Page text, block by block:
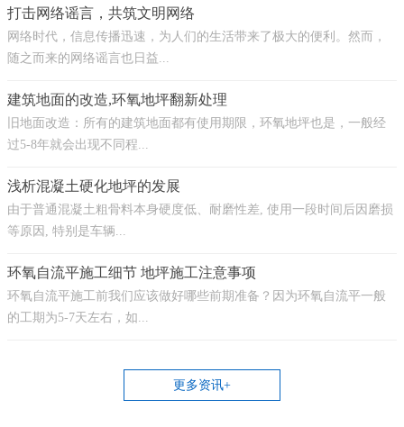
打击网络谣言，共筑文明网络
网络时代，信息传播迅速，为人们的生活带来了极大的便利。然而，
随之而来的网络谣言也日益...
建筑地面的改造,环氧地坪翻新处理
旧地面改造：所有的建筑地面都有使用期限，环氧地坪也是，一般经
过5-8年就会出现不同程...
浅析混凝土硬化地坪的发展
由于普通混凝土粗骨料本身硬度低、耐磨性差, 使用一段时间后因磨损
等原因, 特别是车辆...
环氧自流平施工细节 地坪施工注意事项
环氧自流平施工前我们应该做好哪些前期准备？因为环氧自流平一般
的工期为5-7天左右，如...
更多资讯+